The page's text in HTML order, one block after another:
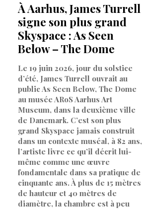
À Aarhus, James Turrell
signe son plus grand
Skyspace : As Seen
Below – The Dome
Le 19 juin 2026, jour du solstice
d’été, James Turrell ouvrait au
public As Seen Below, The Dome
au musée ARoS Aarhus Art
Museum, dans la deuxième ville
de Danemark. C’est son plus
grand Skyspace jamais construit
dans un contexte muséal, à 82 ans,
l’artiste livre ce qu’il décrit lui-
même comme une œuvre
fondamentale dans sa pratique de
cinquante ans. À plus de 15 mètres
de hauteur et 40 mètres de
diamètre, la chambre est à peu